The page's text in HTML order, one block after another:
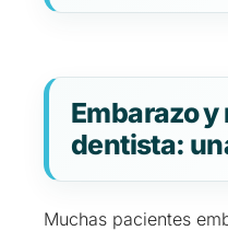
Embarazo y
dentista:
Muchas pacientes